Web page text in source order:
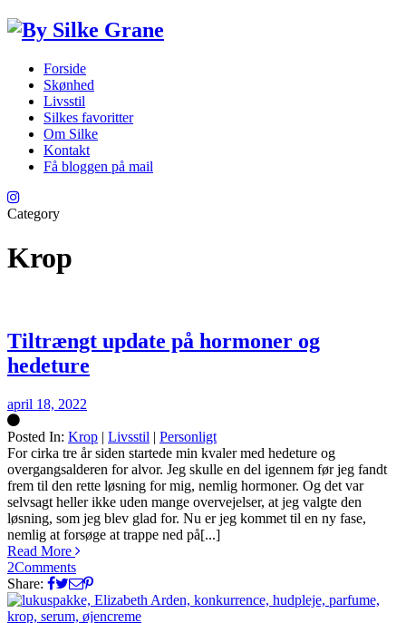
Forside
Skønhed
Livsstil
Silkes favoritter
Om Silke
Kontakt
Få bloggen på mail
Category
Krop
Tiltrængt update på hormoner og
hedeture
april 18, 2022
Posted In: Krop | Livsstil | Personligt
Silke
For cirka tre år siden startede min kvaler med hedeture og
overgangsalderen for alvor. Jeg skulle en del igennem før jeg fandt
frem til den rette løsning for mig, nemlig hormoner. Og det var
selvsagt heller ikke uden mange overvejelser, at jeg valgte den
løsning, som jeg blev glad for. Nu er jeg kommet til en ny fase,
nemlig at forsøge at trappe ned på[...]
Read More
2Comments
Share: